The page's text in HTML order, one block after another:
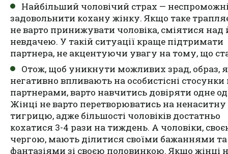
Найбільший чоловічий страх —
задовольнити кохану жінку. Якщо таке
не варто принижувати чоловіка, сміятися над
невдачею. У такій ситуації краще підтримати
партнера, не акцентуючи увагу на тому, що
Отож, щоб уникнути можливих зрад, образ,
негативно впливають на особистісні
партнерами, варто навчитись довіряти одне
Жінці не варто перетворюватись на ненаситну
тигрицю, адже більшості чоловіків достатньо
кохатися 3-4 рази на тиждень. А чоловіки,
чергою, мають ділитися своїми бажаннями та
фантазіями зі своєю половинкою. Якщо жінці